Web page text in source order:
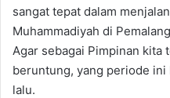
sangat tepat dalam
Muhammadiyah di
Agar sebagai Pimpinan kita
beruntung, yang periode
lalu.